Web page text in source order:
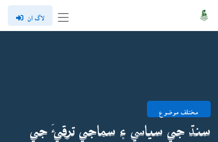
لاگ ان
مختلف موضوع
سنڌ جي سياسي ۽ سماجي ترقيءَ جي